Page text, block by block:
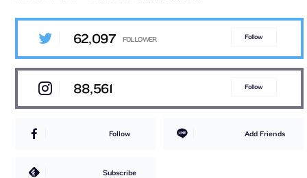
62,097 Follow
88,561 Follow
Follow Add Friends
Subscribe